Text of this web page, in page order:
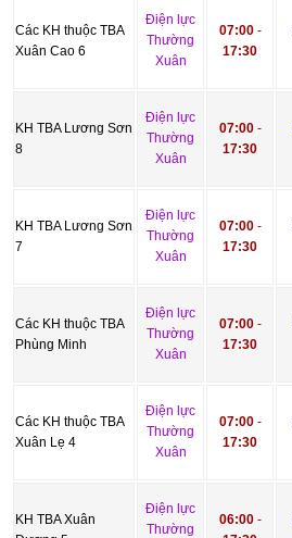
Các KH thuộc TBA
Xuân Cao 6
Điện lực
Thường
Xuân
07:00-
17:30
KH TBA Lương Sơn
8
Điện lực
Thường
Xuân
07:00-
17:30
KH TBA Lương Sơn
7
Điện lực
Thường
Xuân
07:00-
17:30
Các KH thuộc TBA
Phùng Minh
Điện lực
Thường
Xuân
07:00-
17:30
Các KH thuộc TBA
Xuân Lẹ 4
Điện lực
Thường
Xuân
07:00-
17:30
KH TBA Xuân
Điện lực
Thường
06:00-